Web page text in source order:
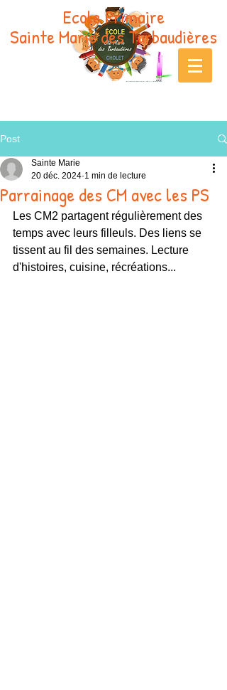
Ecole Primaire
Sainte Marie des Turbaudières
Post
Parrainage des CM avec les PS
Sainte Marie
20 déc. 2024 1 min de lecture
Les CM2 partagent régulièrement des
temps avec leurs filleuls. Des liens se
tissent au fil des semaines. Lecture
d'histoires, cuisine, récréations...